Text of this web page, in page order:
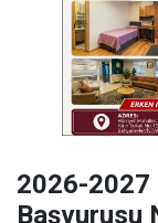
2026-2027
Başvurusu